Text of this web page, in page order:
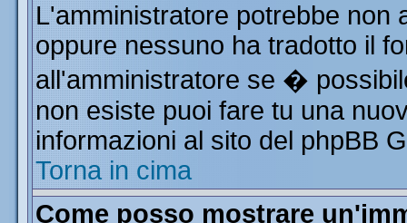
L'amministratore potrebbe non
oppure nessuno ha tradotto il
all'amministratore se �
non esiste puoi fare tu una
informazioni al sito del phpBB
Torna in cima
Come posso mostrare